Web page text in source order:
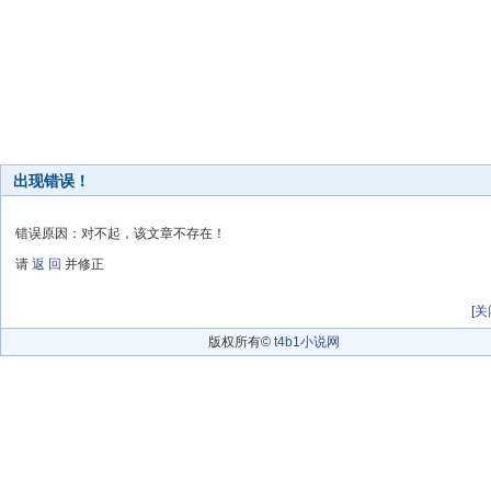
出现错误！
错误原因：对不起，该文章不存在！
请 返 回 并修正
[关
版权所有© t4b1小说网